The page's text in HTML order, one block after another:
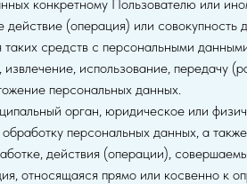
конкретному Пользователю или
(операция) или совокупность
средств с персональными
использование, передачу
персональных данных.
орган, юридическое или
персональных данных, а
действия (операции),
относящаяся прямо или косвенно к